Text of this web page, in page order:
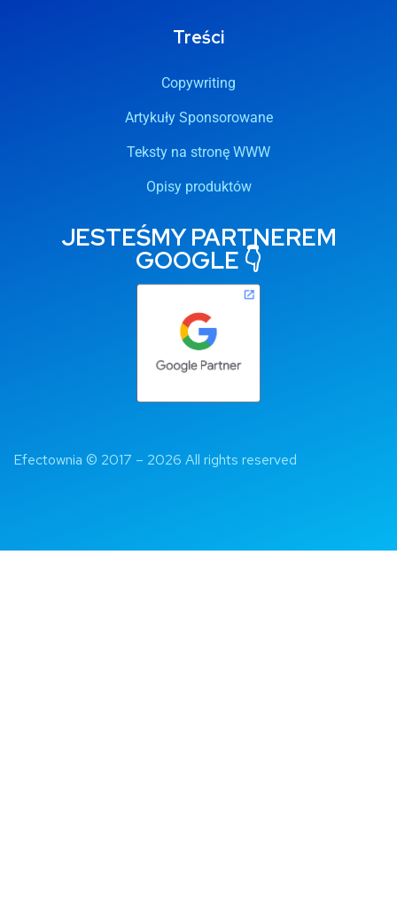
Treści
Copywriting
Artykuły Sponsorowane
Teksty na stronę WWW
Opisy produktów
JESTEŚMY PARTNEREM
GOOGLE 👇
Efectownia © 2017 – 2026 All rights reserved